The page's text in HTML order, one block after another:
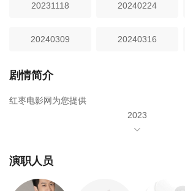
20231118 20240224
20240309 20240316
20240330
20240504
剧情简介
红枣电影网为您提供
2023
演职人员